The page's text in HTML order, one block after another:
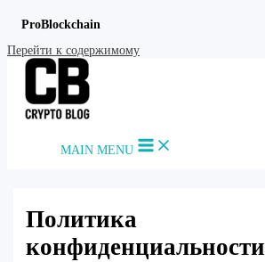
ProBlockchain
Перейти к содержимому
MAIN MENU
Политика
конфиденциальности